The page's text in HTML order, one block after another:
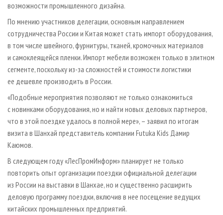
возможности промышленного дизайна.
По мнению участников делегации, основным направлением
сотрудничества России и Китая может стать импорт оборудования,
в том числе швейного, фурнитуры, тканей, кромочных материалов
и самоклеящейся пленки. Импорт мебели возможен только в элитном
сегменте, поскольку из-за сложностей и стоимости логистики
ее дешевле производить в России.
«Подобные мероприятия позволяют не только ознакомиться
с новинками оборудования, но и найти новых деловых партнеров,
что в этой поездке удалось в полной мере», – заявил по итогам
визита в Шанхай представитель компании Futuka Kids Дамир
Каюмов.
В следующем году «ЛесПром­Информ» планирует не только
повторить опыт организации поездки официальной делегации
из России на выставки в Шанхае, но и существенно расширить
деловую программу поездки, включив в нее посещение ведущих
китайских промышленных предприятий.